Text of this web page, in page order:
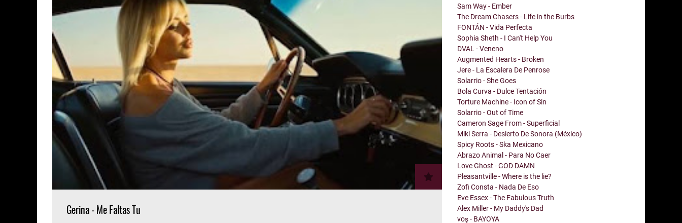
Gerina - Me Faltas Tu
Sam Way - Ember
The Dream Chasers - Life in the Burbs
FONTÁN - Vida Perfecta
Sophia Sheth - I Can't Help You
DVAL - Veneno
Augmented Hearts - Broken
Jere - La Escalera De Penrose
Solarrio - She Goes
Bola Curva - Dulce Tentación
Torture Machine - Icon of Sin
Solarrio - Out of Time
Cameron Sage From - Superficial
Miki Serra - Desierto De Sonora (México)
Spicy Roots - Ska Mexicano
Abrazo Animal - Para No Caer
Love Ghost - GOD DAMN
Pleasantville - Where is the lie?
Zofi Consta - Nada De Eso
Eve Essex - The Fabulous Truth
Alex Miller - My Daddy's Dad
voş - BAYOYA